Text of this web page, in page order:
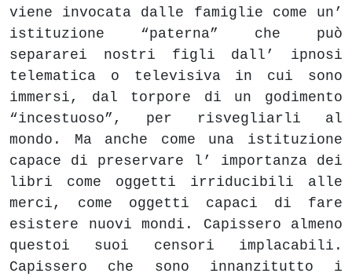
viene invocata dalle famiglie come un’
istituzione “paterna” che può
separarei nostri figli dall’ ipnosi
telematica o televisiva in cui sono
immersi, dal torpore di un godimento
“incestuoso”, per risvegliarli al
mondo. Ma anche come una istituzione
capace di preservare l’ importanza dei
libri come oggetti irriducibili alle
merci, come oggetti capaci di fare
esistere nuovi mondi. Capissero almeno
questoi suoi censori implacabili.
Capissero che sono innanzitutto i